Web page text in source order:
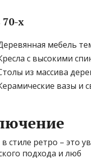
х
мебель
с высокими
из массива
вазы и
стиле ретро – это
подхода и люб